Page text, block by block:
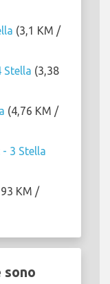
(3,1 KM /
Stella (3,38
(4,76 KM /
3 Stella
KM /
sono